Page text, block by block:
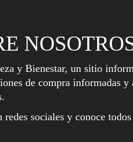
y Bienestar, un sitio
de compra informadas
redes sociales y conoce